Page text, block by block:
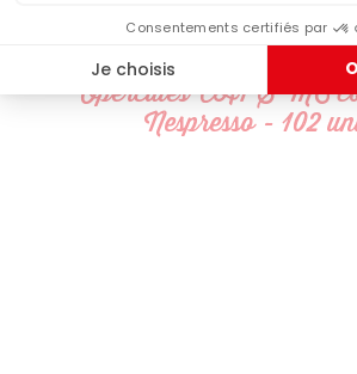
ILS ONT TESTÉ &
Opercules CAPS'ME
Nespresso - 102